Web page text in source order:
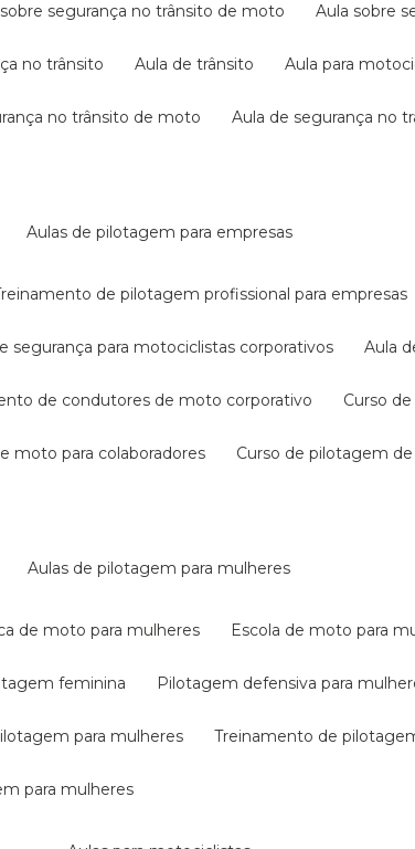
sobre segurança no trânsito de moto aula sobre
no trânsito aula de trânsito aula para
no trânsito de moto aula de segurança no
aulas de pilotagem para empresas
treinamento de pilotagem profissional para empresas
segurança para motociclistas corporativos aula
de condutores de moto corporativo curso
moto para colaboradores curso de pilotagem
aulas de pilotagem para mulheres
de moto para mulheres escola de moto para
feminina pilotagem defensiva para
para mulheres treinamento de
para mulheres